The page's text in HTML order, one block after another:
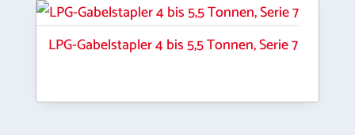
LPG-Gabelstapler 4 bis 5,5 Tonnen, Serie 7